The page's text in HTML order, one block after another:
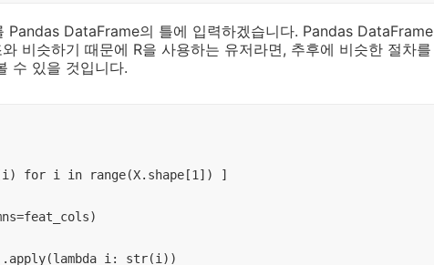
DataFrame의 틀에 입력하겠습니다. Pandas DataFrame
비슷하기 때문에 R을 사용하는 유저라면, 추후에 비슷한 절차를
수 있을 것입니다.
for i in range(X.shape[1]) ]
i: str(i))